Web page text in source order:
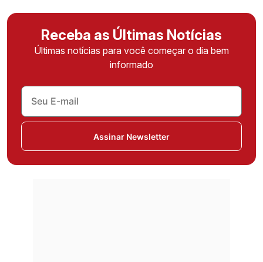
Receba as Últimas Notícias
Últimas notícias para você começar o dia bem
informado
Assinar Newsletter